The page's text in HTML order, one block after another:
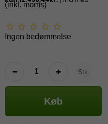
(inkl. moms)
Ingen bedømmelse
Stk.
Køb